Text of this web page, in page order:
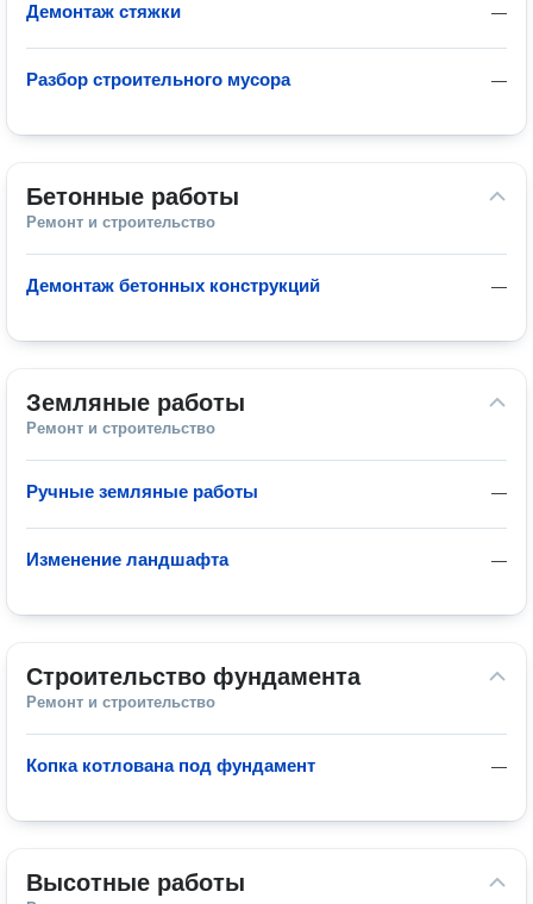
—
Демонтаж стяжки
—
Разбор строительного мусора
Бетонные работы
Ремонт и строительство
—
Демонтаж бетонных конструкций
Земляные работы
Ремонт и строительство
—
Ручные земляные работы
—
Изменение ландшафта
Строительство фундамента
Ремонт и строительство
—
Копка котлована под фундамент
Высотные работы